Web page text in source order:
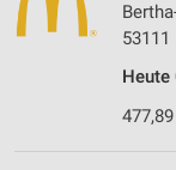
53111
Heute